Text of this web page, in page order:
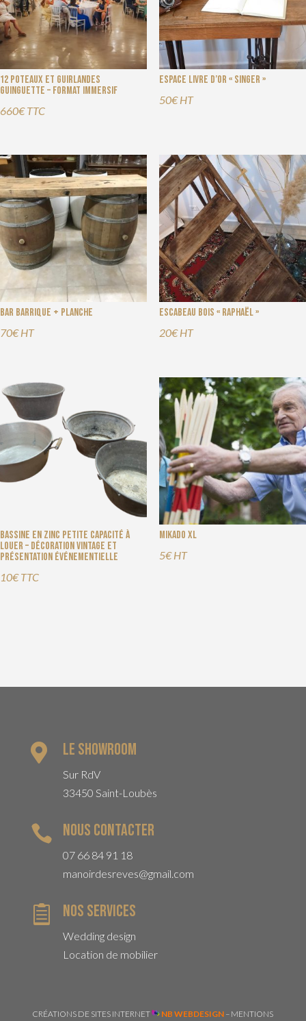
12 Poteaux et guirlandes
guinguette – Format immersif
660€ TTC
Espace Livre d’or « Singer »
50€ HT
Bar barrique + planche
70€ HT
Escabeau bois « Raphaël »
20€ HT
Bassine en zinc petite capacité à
louer – décoration vintage et
présentation événementielle
10€ TTC
Mikado XL
5€ HT
 Le Showroom
Sur RdV
33450 Saint-Loubès
 Nous contacter
07 66 84 91 18
manoirdesreves@gmail.com
 Nos services
Wedding design
Location de mobilier
CRÉATIONS DE SITES INTERNET NB WEBDESIGN – MENTIONS